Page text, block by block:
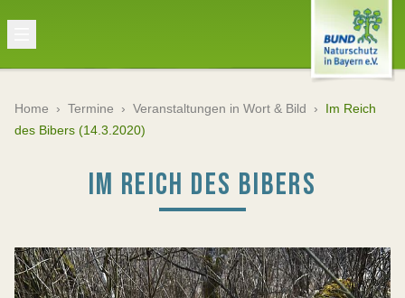
Home › Termine › Veranstaltungen in Wort & Bild › Im Reich
des Bibers (14.3.2020)
IM REICH DES BIBERS